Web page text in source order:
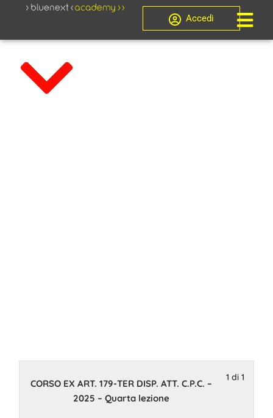
Accedi
5 Maggio 2025 14:00 1 di 1
CORSO EX ART. 179-TER DISP. ATT. C.P.C. –
2025 – Quarta lezione